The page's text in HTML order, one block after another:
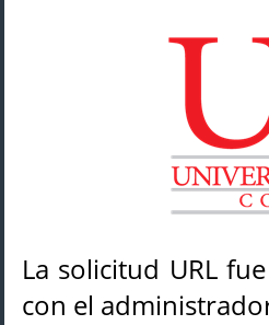
La solicitud URL
con el